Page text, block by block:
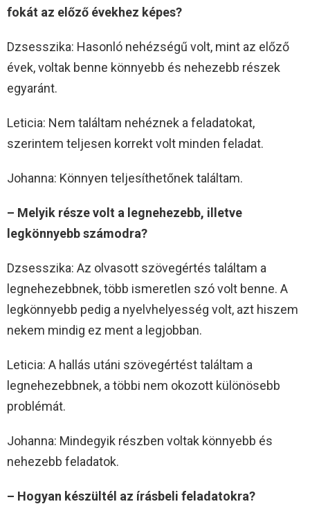
fokát az előző évekhez képes?
Dzsesszika: Hasonló nehézségű volt, mint az előző
évek, voltak benne könnyebb és nehezebb részek
egyaránt.
Leticia: Nem találtam nehéznek a feladatokat,
szerintem teljesen korrekt volt minden feladat.
Johanna: Könnyen teljesíthetőnek találtam.
– Melyik része volt a legnehezebb, illetve
legkönnyebb számodra?
Dzsesszika: Az olvasott szövegértés találtam a
legnehezebbnek, több ismeretlen szó volt benne. A
legkönnyebb pedig a nyelvhelyesség volt, azt hiszem
nekem mindig ez ment a legjobban.
Leticia: A hallás utáni szövegértést találtam a
legnehezebbnek, a többi nem okozott különösebb
problémát.
Johanna: Mindegyik részben voltak könnyebb és
nehezebb feladatok.
– Hogyan készültél az írásbeli feladatokra?